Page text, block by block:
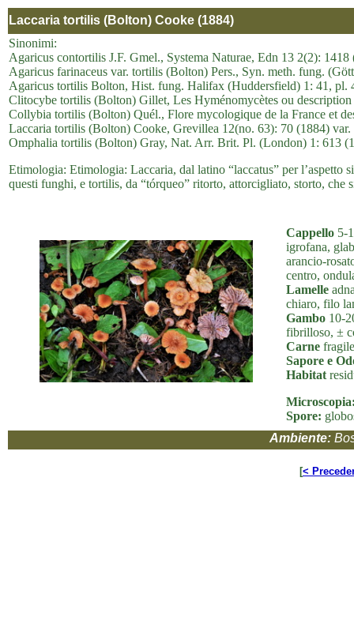
Laccaria tortilis (Bolton) Cooke (1884)
Sinonimi:
Agaricus contortilis J.F. Gmel., Systema Naturae, Edn 13 2(2): 1418
Agaricus farinaceus var. tortilis (Bolton) Pers., Syn. meth. fung.
Agaricus tortilis Bolton, Hist. fung. Halifax (Huddersfield) 1: 41, pl.
Clitocybe tortilis (Bolton) Gillet, Les Hyménomycètes ou
Collybia tortilis (Bolton) Quél., Flore mycologique de la France et
Laccaria tortilis (Bolton) Cooke, Grevillea 12(no. 63): 70 (1884)
Omphalia tortilis (Bolton) Gray, Nat. Arr. Brit. Pl. (London) 1: 613
Etimologia: Etimologia: Laccaria, dal latino “laccatus” per l’aspetto
questi funghi, e tortilis, da “tórqueo” ritorto, attorcigliato, storto, che
Cappello 5-
igrofana,
arancio-
centro,
Lamelle
chiaro, filo
Gambo 10-
fibrilloso, ±
Carne
Sapore e
Habitat
Spore:
Ambiente:
[<